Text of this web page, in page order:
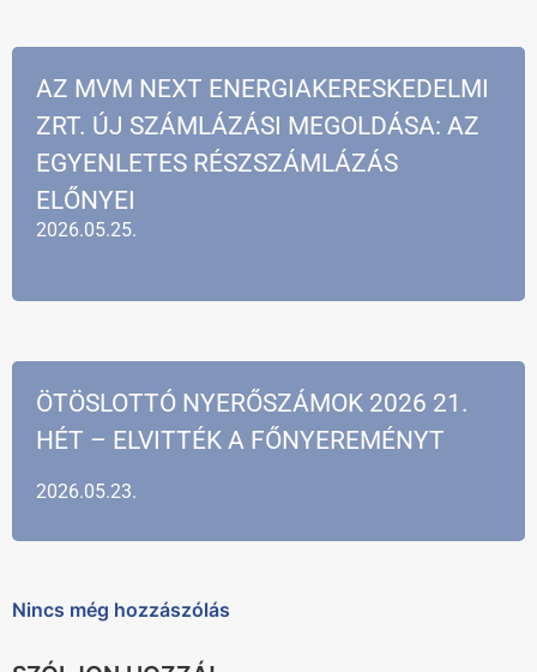
2026.05.25.
AZ MVM NEXT ENERGIAKERESKEDELMI
ZRT. ÚJ SZÁMLÁZÁSI MEGOLDÁSA: AZ
EGYENLETES RÉSZSZÁMLÁZÁS
ELŐNYEI
2026.05.23.
ÖTÖSLOTTÓ NYERŐSZÁMOK 2026 21.
HÉT – ELVITTÉK A FŐNYEREMÉNYT
Nincs még hozzászólás